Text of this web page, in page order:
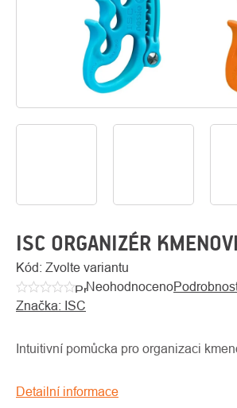
ISC ORGANIZÉR
Kód: Zvolte variantu
Průměrné
hodnocení
je
z
Neohodnoceno
Značka: ISC
Intuitivní pomůcka pro organizaci
Detailní informace